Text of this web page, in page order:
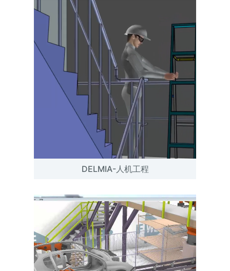
DELMIA-人机工程